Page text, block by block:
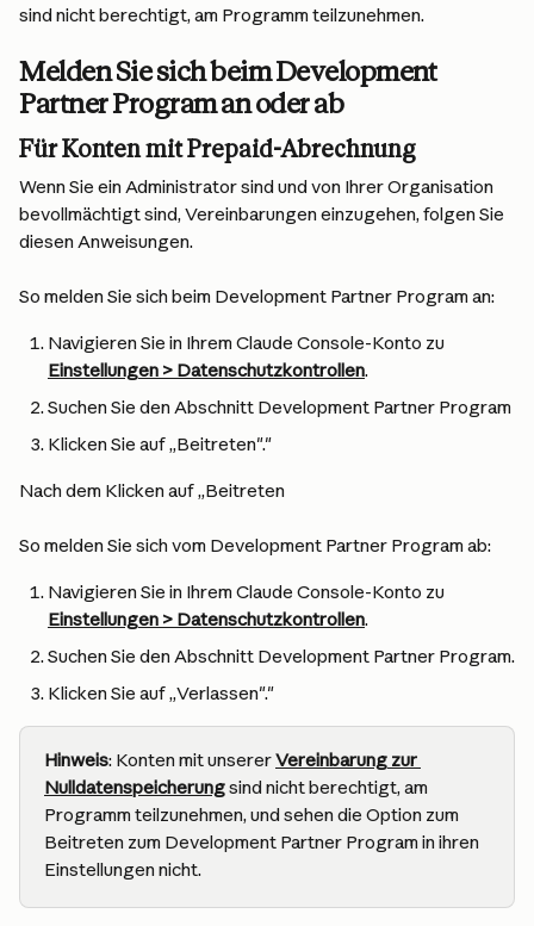
sind nicht berechtigt, am Programm teilzunehmen.
Melden Sie sich beim Development
Partner Program an oder ab
Für Konten mit Prepaid-Abrechnung
Wenn Sie ein Administrator sind und von Ihrer Organisation
bevollmächtigt sind, Vereinbarungen einzugehen, folgen Sie
diesen Anweisungen.
So melden Sie sich beim Development Partner Program an:
Navigieren Sie in Ihrem Claude Console-Konto zu
Einstellungen > Datenschutzkontrollen.
Suchen Sie den Abschnitt Development Partner Program
Klicken Sie auf „Beitreten"."
Nach dem Klicken auf „Beitreten
So melden Sie sich vom Development Partner Program ab:
Navigieren Sie in Ihrem Claude Console-Konto zu
Einstellungen > Datenschutzkontrollen.
Suchen Sie den Abschnitt Development Partner Program.
Klicken Sie auf „Verlassen"."
Hinweis: Konten mit unserer Vereinbarung zur
Nulldatenspeicherung sind nicht berechtigt, am
Programm teilzunehmen, und sehen die Option zum
Beitreten zum Development Partner Program in ihren
Einstellungen nicht.